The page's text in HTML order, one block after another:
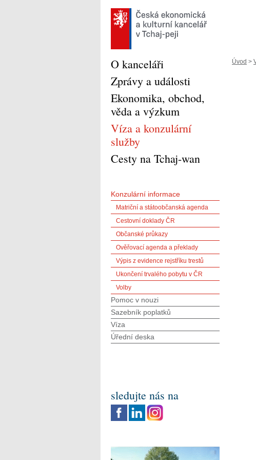
Úvod >
O kanceláři
Zprávy a události
Ekonomika, obchod,
věda a výzkum
Víza a konzulární
služby
Cesty na Tchaj-wan
Konzulární informace
Matriční a státoobčanská agenda
Cestovní doklady ČR
Občanské průkazy
Ověřovací agenda a překlady
Výpis z evidence rejstříku trestů
Ukončení trvalého pobytu v ČR
Volby
Pomoc v nouzi
Sazebník poplatků
Víza
Úřední deska
sledujte nás na